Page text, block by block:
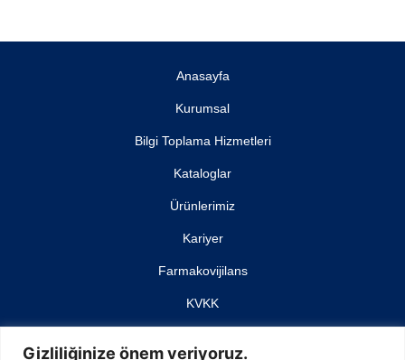
Gizliliğinize önem veriyoruz.
Anasayfa
Kurumsal
Bilgi Toplama Hizmetleri
Kataloglar
Ürünlerimiz
Kariyer
Farmakovijilans
KVKK